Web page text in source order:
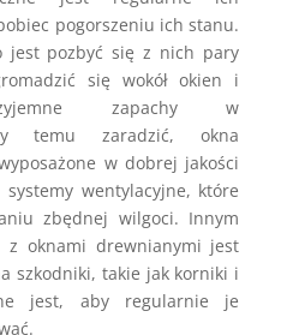
pogorszeniu ich stanu.
jest pozbyć się z nich pary
się wokół okien i
zapachy w
temu zaradzić, okna
w dobrej jakości
wentylacyjne, które
zbędnej wilgoci. Innym
z oknami drewnianymi jest
szkodniki, takie jak korniki i
jest, aby regularnie je